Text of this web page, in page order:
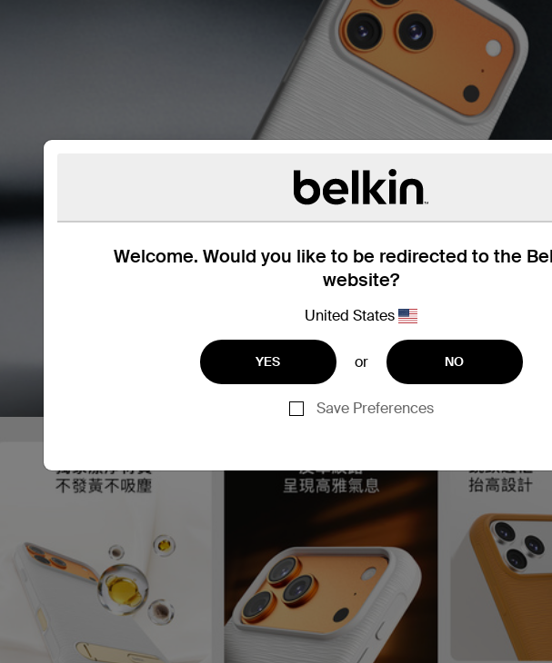
Welcome. Would you like to be redirected to the
website?
United States
YES or NO
Save Preferences